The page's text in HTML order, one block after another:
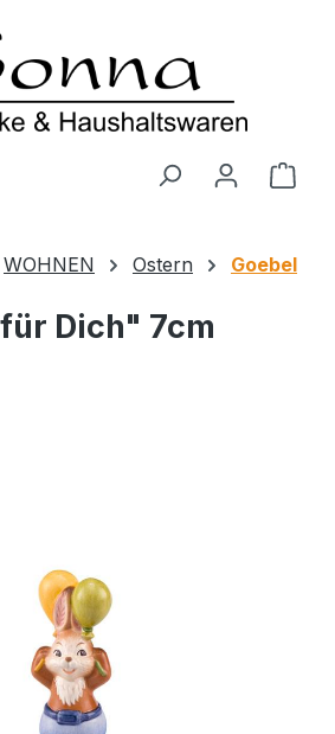
WOHNEN Ostern Goebel
Dich" 7cm